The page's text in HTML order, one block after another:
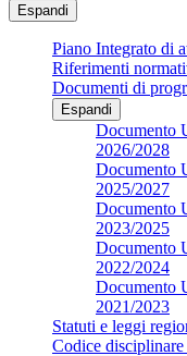
Espandi
Piano Integrato di
Riferimenti
Documenti di
Espandi
Documento
2026/2028
Documento
2025/2027
Documento
2023/2025
Documento
2022/2024
Documento
2021/2023
Statuti e leggi
Codice